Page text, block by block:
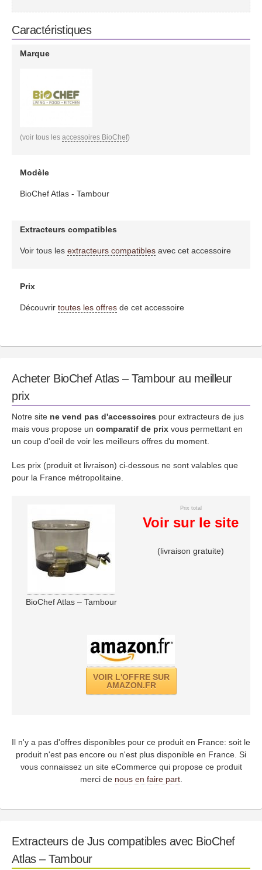
Caractéristiques
Marque
(voir tous les accessoires BioChef)
Modèle
BioChef Atlas - Tambour
Extracteurs compatibles
Voir tous les extracteurs compatiblesavec cet accessoire
Prix
Découvrir toutes les offresde cet accessoire
Acheter BioChef Atlas – Tambour au meilleur
prix
Notre site ne vend pas d'accessoires pour extracteurs de jus
mais vous propose un comparatif de prix vous permettant en
un coup d'oeil de voir les meilleurs offres du moment.
Les prix (produit et livraison) ci-dessous ne sont valables que
pour la France métropolitaine.
BioChef Atlas – Tambour
Prix total
Voir sur le site
(livraison gratuite)
VOIR L'OFFRE SUR
AMAZON.FR
Il n'y a pas d'offres disponibles pour ce produit en France: soit le
produit n'est pas encore ou n'est plus disponible en France. Si
vous connaissez un site eCommerce qui propose ce produit
merci de nous en faire part.
Extracteurs de Jus compatibles avec BioChef
Atlas – Tambour